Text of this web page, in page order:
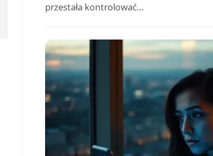
przestała kontrolować…